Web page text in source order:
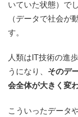
いていた状態）で
（データで社会が
す。
人類はIT技術の進
うになり、 そのデ
会全体が大きく変
こういったデータ